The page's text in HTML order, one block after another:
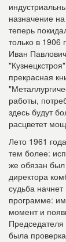
назначение
теперь
только в 1906
Иван
прекрасная
работы,
здесь будут
расцветет
Лето 1961
тем более:
же обязан
директора
судьба
программе:
момент и
была